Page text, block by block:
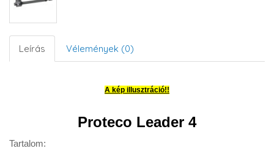
Leírás Vélemények (0)
A kép illusztráció!!
Proteco Leader 4
Tartalom: